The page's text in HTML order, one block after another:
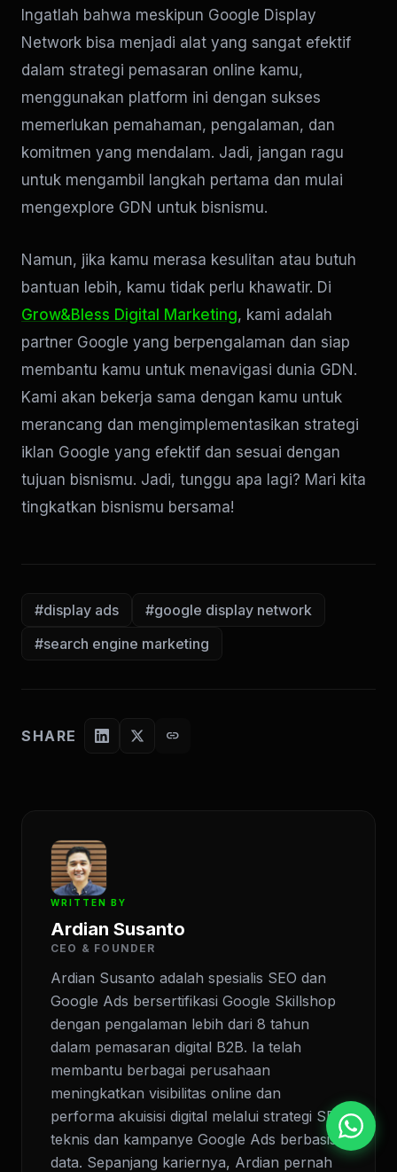
Ingatlah bahwa meskipun Google Display
Network bisa menjadi alat yang sangat efektif
dalam strategi pemasaran online kamu,
menggunakan platform ini dengan sukses
memerlukan pemahaman, pengalaman, dan
komitmen yang mendalam. Jadi, jangan ragu
untuk mengambil langkah pertama dan mulai
mengexplore GDN untuk bisnismu.
Namun, jika kamu merasa kesulitan atau butuh
bantuan lebih, kamu tidak perlu khawatir. Di
Grow&Bless Digital Marketing, kami adalah
partner Google yang berpengalaman dan siap
membantu kamu untuk menavigasi dunia GDN.
Kami akan bekerja sama dengan kamu untuk
merancang dan mengimplementasikan strategi
iklan Google yang efektif dan sesuai dengan
tujuan bisnismu. Jadi, tunggu apa lagi? Mari kita
tingkatkan bisnismu bersama!
#display ads
#google display network
#search engine marketing
SHARE link
WRITTEN BY
Ardian Susanto
CEO & FOUNDER
Ardian Susanto adalah spesialis SEO dan
Google Ads bersertifikasi Google Skillshop
dengan pengalaman lebih dari 8 tahun
dalam pemasaran digital B2B. Ia telah
membantu berbagai perusahaan
meningkatkan visibilitas online dan
performa akuisisi digital melalui strategi SEO
teknis dan kampanye Google Ads berbasis
data. Sepanjang kariernya, Ardian pernah